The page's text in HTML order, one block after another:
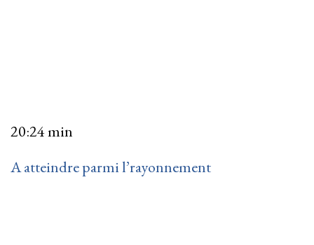
20:24 min
A atteindre parmi l’rayonnement